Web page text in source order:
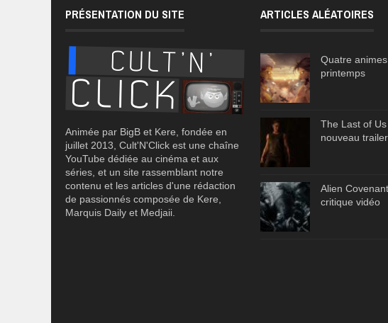
PRÉSENTATION DU SITE
Animée par BigB et Kere, fondée en
juillet 2013, Cult'N'Click est une chaîne
YouTube dédiée au cinéma et aux
séries, et un site rassemblant notre
contenu et les articles d'une rédaction
de passionnés composée de Kere,
Marquis Daily et Medjaii.
ARTICLES ALÉATOIRES
Quatre
printemps
The Last of
nouveau
Alien
critique vidéo